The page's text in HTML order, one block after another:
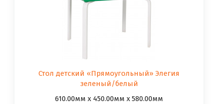
Стол детский «Прямоугольный» Элегия
зеленый/белый
610.00мм x 450.00мм x 580.00мм